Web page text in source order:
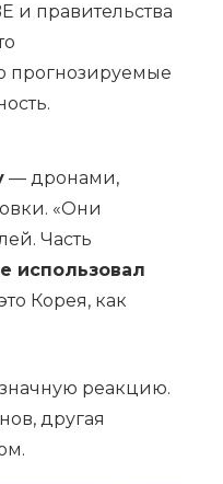
и правительства
прогнозируемые
— дронами,
«Они
Часть
использовал
Корея, как
реакцию.
другая